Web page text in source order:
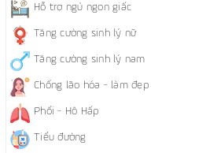
Hỗ trợ ngủ ngon giấc
Tăng cường sinh lý nữ
Tăng cường sinh lý nam
Chống lão hóa - làm đẹp
Phổi - Hô Hấp
Tiểu đường